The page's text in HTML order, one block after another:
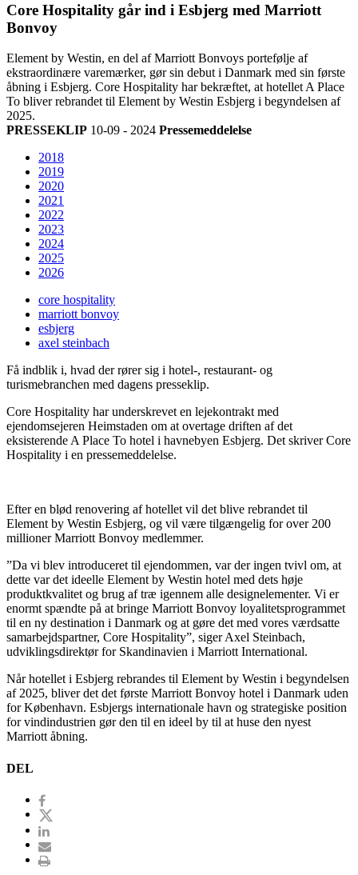
Core Hospitality går ind i Esbjerg med Marriott
Bonvoy
Element by Westin, en del af Marriott Bonvoys portefølje af
ekstraordinære varemærker, gør sin debut i Danmark med sin første
åbning i Esbjerg. Core Hospitality har bekræftet, at hotellet A Place
To bliver rebrandet til Element by Westin Esbjerg i begyndelsen af
2025.
PRESSEKLIP 10-09 - 2024 Pressemeddelelse
2018
2019
2020
2021
2022
2023
2024
2025
2026
core hospitality
marriott bonvoy
esbjerg
axel steinbach
Få indblik i, hvad der rører sig i hotel-, restaurant- og
turismebranchen med dagens presseklip.
Core Hospitality har underskrevet en lejekontrakt med
ejendomsejeren Heimstaden om at overtage driften af det
eksisterende A Place To hotel i havnebyen Esbjerg. Det skriver Core
Hospitality i en pressemeddelelse.
Efter en blød renovering af hotellet vil det blive rebrandet til
Element by Westin Esbjerg, og vil være tilgængelig for over 200
millioner Marriott Bonvoy medlemmer.
”Da vi blev introduceret til ejendommen, var der ingen tvivl om, at
dette var det ideelle Element by Westin hotel med dets høje
produktkvalitet og brug af træ igennem alle designelementer. Vi er
enormt spændte på at bringe Marriott Bonvoy loyalitetsprogrammet
til en ny destination i Danmark og at gøre det med vores værdsatte
samarbejdspartner, Core Hospitality”, siger Axel Steinbach,
udviklingsdirektør for Skandinavien i Marriott International.
Når hotellet i Esbjerg rebrandes til Element by Westin i begyndelsen
af 2025, bliver det det første Marriott Bonvoy hotel i Danmark uden
for København. Esbjergs internationale havn og strategiske position
for vindindustrien gør den til en ideel by til at huse den nyest
Marriott åbning.
DEL